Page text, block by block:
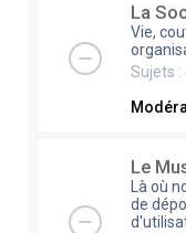
La
Vie,
Sujets :
Le
Là où
de